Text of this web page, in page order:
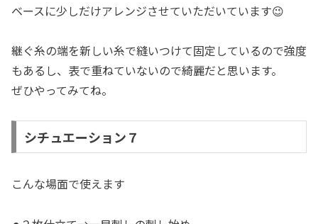
ベースに少しだけアレンジさせていただいています😉
継ぐ糸の端を新しい糸で縫いつけて固定しているので強度
もあるし、表で重ねていないので綺麗だと思います。
ぜひやってみてね。
シチュエーション７
こんな場面で使えます